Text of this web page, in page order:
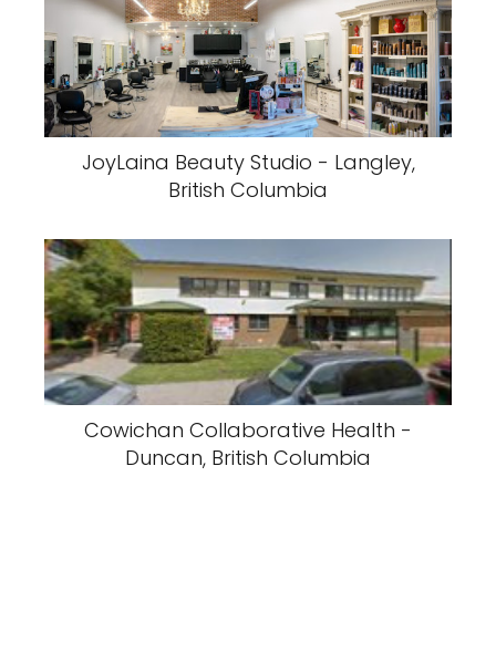
JoyLaina Beauty Studio - Langley,
British Columbia
Cowichan Collaborative Health -
Duncan, British Columbia